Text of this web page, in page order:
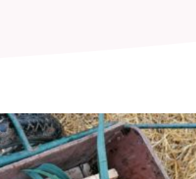
publiques Conseil Municipal